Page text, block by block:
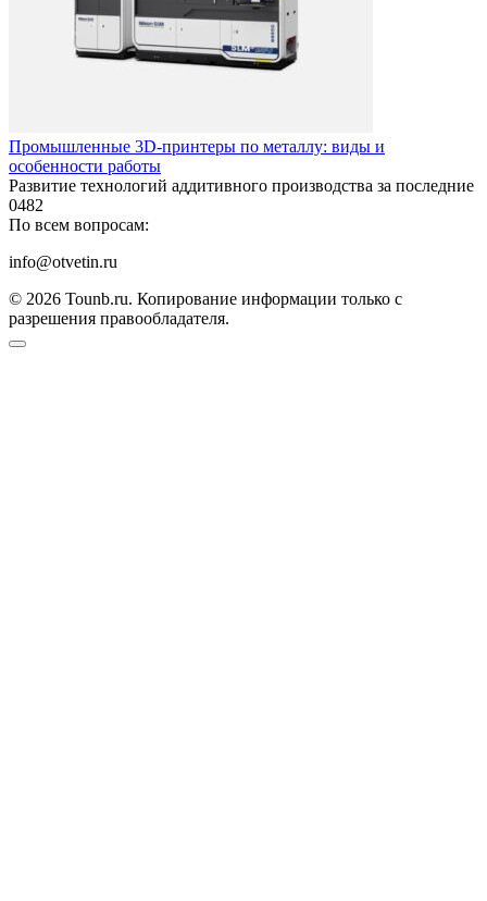
Промышленные 3D-принтеры по металлу: виды и
особенности работы
Развитие технологий аддитивного производства за последние
0482
По всем вопросам:
info@otvetin.ru
© 2026 Tounb.ru. Копирование информации только с
разрешения правообладателя.